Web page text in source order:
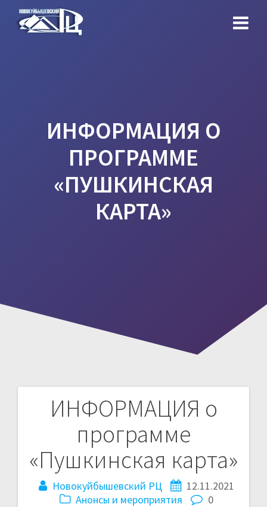
ИНФОРМАЦИЯ О
ПРОГРАММЕ
«ПУШКИНСКАЯ
КАРТА»
ИНФОРМАЦИЯ о
программе
«Пушкинская карта»
Новокуйбышевский РЦ
12.11.2021
Анонсы и мероприятия
0
Навигация
записям